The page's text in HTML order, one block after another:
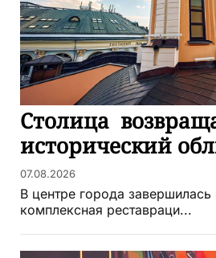
Столица
исторический
07.08.2026
В центре города завершилась
комплексная реставраци...